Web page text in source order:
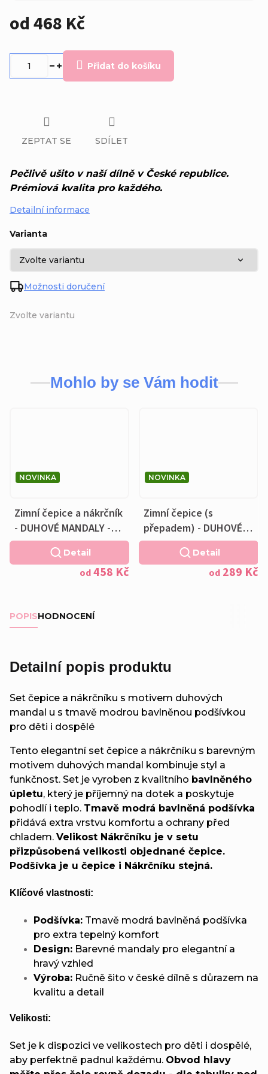
od468 Kč
Zvolte variantu
Varianta
Možnosti doručení
Přidat do košíku
Pečlivě ušito v naší dílně v České republice.
Prémiová kvalita pro každého.
Detailní informace
ZEPTAT SE SDÍLET
Mohlo by se Vám hodit
NOVINKA
Zimní čepice a nákrčník
- DUHOVÉ MANDALY -
fleecová tmavě modrá
podšívka
od458 Kč
Detail
NOVINKA
Zimní čepice (s
přepadem) - DUHOVÉ
MANDALY - fleecová
tmavě modrá podšívka
od 289 Kč
Detail
POPISHODNOCENÍ
Detailní popis produktu
Set čepice a nákrčníku s motivem duhových
mandal u s tmavě modrou bavlněnou podšívkou
pro děti i dospělé
Tento elegantní set čepice a nákrčníku s barevným
motivem duhových mandal kombinuje styl a
funkčnost. Set je vyroben z kvalitního bavlněného
úpletu, který je příjemný na dotek a poskytuje
pohodlí i teplo. Tmavě modrá bavlněná podšívka
přidává extra vrstvu komfortu a ochrany před
chladem. Velikost Nákrčníku je v setu
přizpůsobená velikosti objednané čepice.
Podšívka je u čepice i Nákrčníku stejná.
Klíčové vlastnosti:
Podšívka: Tmavě modrá bavlněná podšívka
pro extra tepelný komfort
Design: Barevné mandaly pro elegantní a
hravý vzhled
Výroba: Ručně šito v české dílně s důrazem na
kvalitu a detail
Velikosti:
Set je k dispozici ve velikostech pro děti i dospělé,
aby perfektně padnul každému. Obvod hlavy